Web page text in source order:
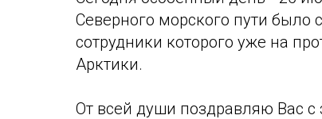
Северного морского пути было
сотрудники которого уже на
Арктики.
От всей души поздравляю Вас с